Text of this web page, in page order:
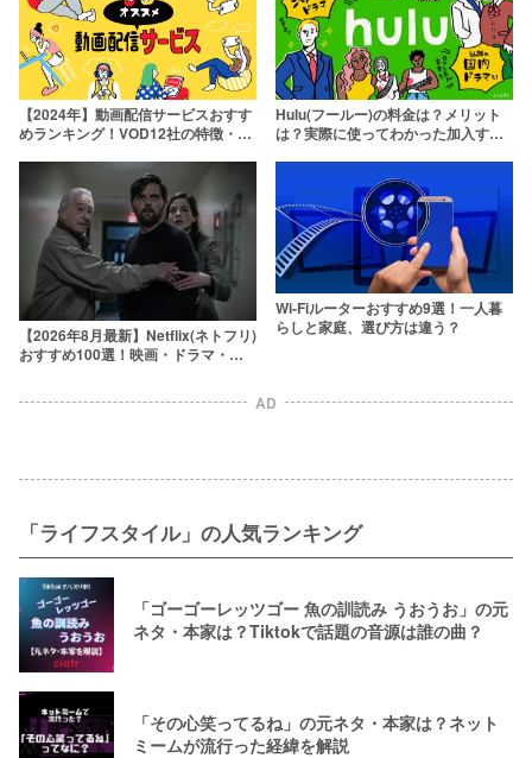
【2024年】動画配信サービスおすす
めランキング！VOD12社の特徴・強
Hulu(フールー)の料金は？メリット
は？実際に使ってわかった加入すべ
【2026年8月最新】Netflix(ネトフリ)
おすすめ100選！映画・ドラマ・ア
Wi-Fiルーターおすすめ9選！一人暮
らしと家庭、選び方は違う？
AD
「ライフスタイル」の人気ランキング
「ゴーゴーレッツゴー 魚の訓読み うおうお」の元
ネタ・本家は？Tiktokで話題の音源は誰の曲？
「その心笑ってるね」の元ネタ・本家は？ネット
ミームが流行った経緯を解説